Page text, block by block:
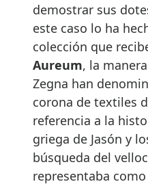
demostrar sus
este caso lo ha
colección que
Aureum, la
Zegna han
corona de textiles
referencia a la
griega de Jasón y
búsqueda del
representaba